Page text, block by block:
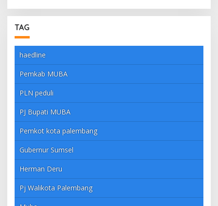
TAG
haedline
Pemkab MUBA
PLN peduli
PJ Bupati MUBA
Pemkot kota palembang
Gubernur Sumsel
Herman Deru
Pj Walikota Palembang